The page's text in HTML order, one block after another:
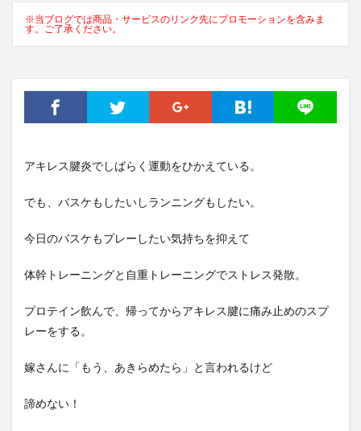
※当ブログでは商品・サービスのリンク先にプロモーションを含みま
す。ご了承ください。
アキレス腱炎でしばらく運動をひかえている。
でも、バスケもしたいしランニングもしたい。
今日のバスケもプレーしたい気持ちを抑えて
体幹トレーニングと自重トレーニングでストレス発散。
プロテイン飲んで、帰ってからアキレス腱に痛み止めのスプ
レーをする。
嫁さんに「もう、あきらめたら」と言われるけど
諦めない！